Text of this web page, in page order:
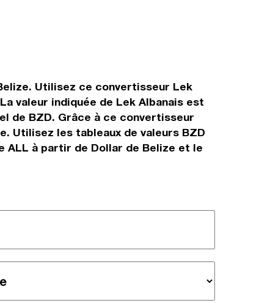
Utilisez ce convertisseur Lek
valeur indiquée de Lek Albanais est
de BZD. Grâce à ce convertisseur
Utilisez les tableaux de valeurs BZD
ALL à partir de Dollar de Belize et le